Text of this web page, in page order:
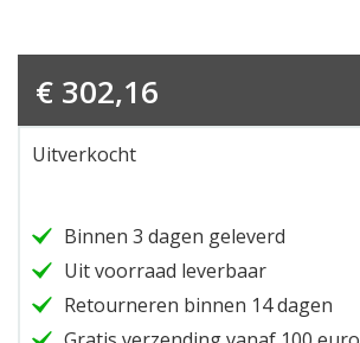
€ 302,16
Uitverkocht
Binnen 3 dagen geleverd
Uit voorraad leverbaar
Retourneren binnen 14 dagen